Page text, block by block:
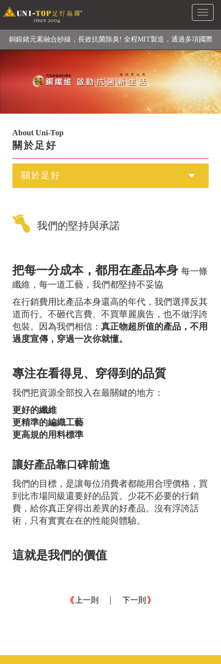
Toggle
級高性能纖維素材), 機能貼身衣物No. 1
銅銀鍺元素融合紗線，長效抗菌除臭! 全程MIT製造，通過多項國際
檢驗
【快來點我】H型銅銀纖維長效PP能量護膝! 支撐. 包覆感. 超透氣.
循環好
About Uni-Top
關於足好
關於足好
我們的堅持與承諾
把每一分成本，都用在產品本身 每一條
纖維，每一道工藝，我們都堅持不妥協
在行銷費用比產品本身還高的年代，我們選擇反其
道而行。不砸代言費、不買華麗廣告，也不做浮誇
包裝。因為我們相信： 真正物超所值的產品，不用
過度宣傳，穿過一次你就懂。
專注在看得見、穿得到的品質
我們把資源全部投入在最關鍵的地方：
更好的纖維
更精準的編織工藝
更高規的用料標準
讓好產品靠口碑前進
我們的目標，是讓每位消費者都能用合理價格，買
到比市場同級還要好的品質。少花不必要的行銷
費，給你真正穿得出差異的好產品。沒有浮誇話
術，只有實實在在的性能與體驗。
這就是我們的價值
上一則 | 下一則